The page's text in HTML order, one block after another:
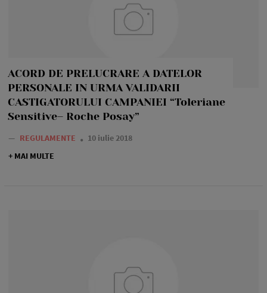
ACORD DE PRELUCRARE A DATELOR
PERSONALE IN URMA VALIDARII
CASTIGATORULUI CAMPANIEI “Toleriane
Sensitive– Roche Posay”
— REGULAMENTE
10 iulie 2018
+ MAI MULTE